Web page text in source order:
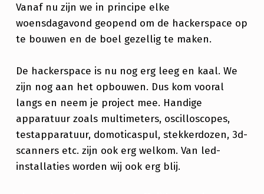
S
D
G
A
V
O
N
D
Vanaf nu zijn we in principe elke
woensdagavond geopend om de hackerspace op
te bouwen en de boel gezellig te maken.
De hackerspace is nu nog erg leeg en kaal. We
zijn nog aan het opbouwen. Dus kom vooral
langs en neem je project mee. Handige
apparatuur zoals multimeters, oscilloscopes,
testapparatuur, domoticaspul, stekkerdozen, 3d-
scanners etc. zijn ook erg welkom. Van led-
installaties worden wij ook erg blij.